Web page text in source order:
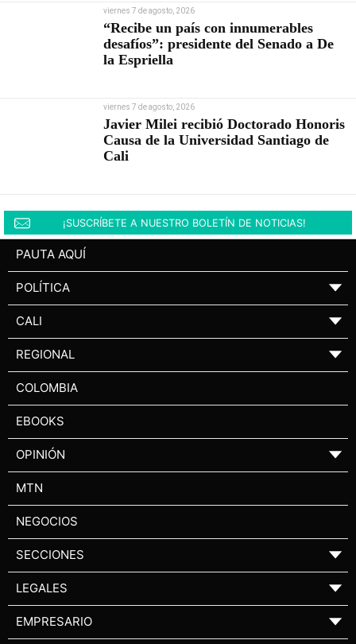
viernes 7 de agosto, 2026
“Recibe un país con innumerables
desafíos”: presidente del Senado a De
la Espriella
viernes 7 de agosto, 2026
Javier Milei recibió Doctorado Honoris
Causa de la Universidad Santiago de
Cali
¡SUSCRÍBETE A NUESTRO BOLETÍN DE NOTICIAS!
PAUTA AQUÍ
POLÍTICA ▼
CALI ▼
REGIONAL ▼
COLOMBIA
EBOOKS
OPINIÓN ▼
MTN
NEGOCIOS
SECCIONES ▼
LEGALES ▼
EMPRESARIO ▼